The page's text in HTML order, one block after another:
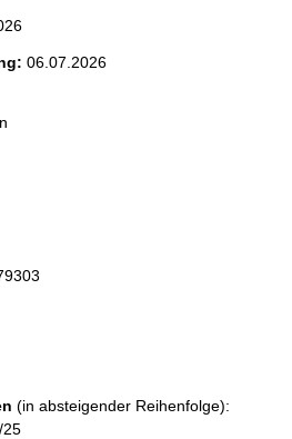
06.07.2026
(in absteigender Reihenfolge):
25